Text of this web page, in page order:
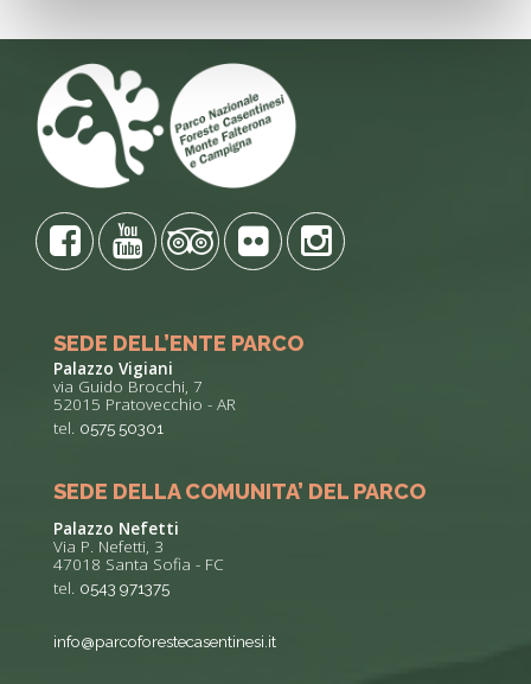
SEDE DELL’ENTE PARCO
Palazzo Vigiani
via Guido Brocchi, 7
52015 Pratovecchio - AR
tel. 0575 50301
SEDE DELLA COMUNITA’ DEL PARCO
Palazzo Nefetti
Via P. Nefetti, 3
47018 Santa Sofia - FC
tel. 0543 971375
info@parcoforestecasentinesi.it